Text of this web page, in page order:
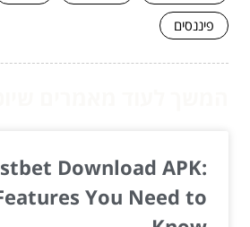
פיננסים
Download APK:
You Need to